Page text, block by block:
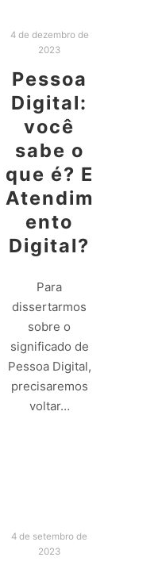
4 de dezembro de
2023
Pessoa
Digital:
você
sabe o
que é? E
Atendim
ento
Digital?
Para
dissertarmos
sobre o
significado de
Pessoa Digital,
precisaremos
voltar…
4 de setembro de
2023